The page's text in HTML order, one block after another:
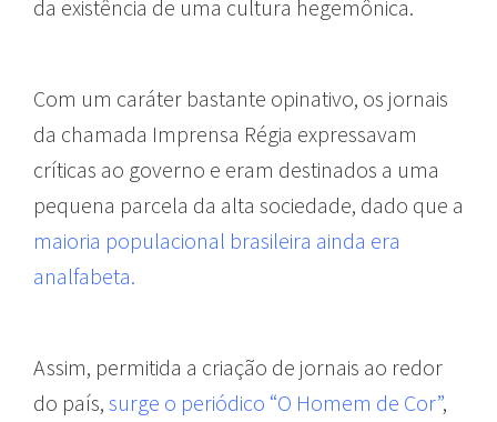
da existência de uma cultura hegemônica.
Com um caráter bastante opinativo, os jornais
da chamada Imprensa Régia expressavam
críticas ao governo e eram destinados a uma
pequena parcela da alta sociedade, dado que a
maioria populacional brasileira ainda era
analfabeta.
Assim, permitida a criação de jornais ao redor
do país, surge o periódico “O Homem de Cor”,